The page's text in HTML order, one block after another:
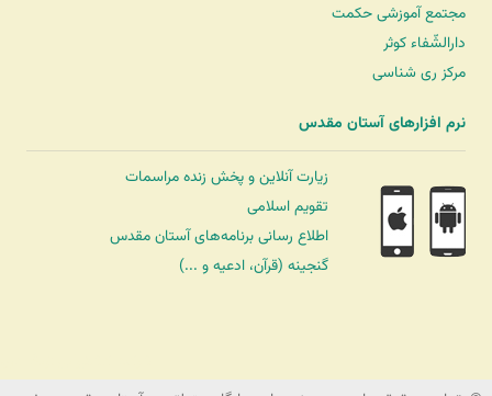
مجتمع آموزشی حکمت
دارالشّفاء کوثر
مرکز ری شناسی
نرم افزارهای آستان مقدس
زیارت آنلاین و پخش زنده مراسمات
تقویم اسلامی
اطلاع رسانی برنامه‌های آستان مقدس
گنجینه (قرآن، ادعیه و ...)